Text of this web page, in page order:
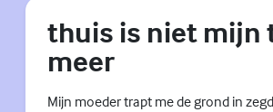
thuis is niet mijn
meer
Mijn moeder trapt me de grond in